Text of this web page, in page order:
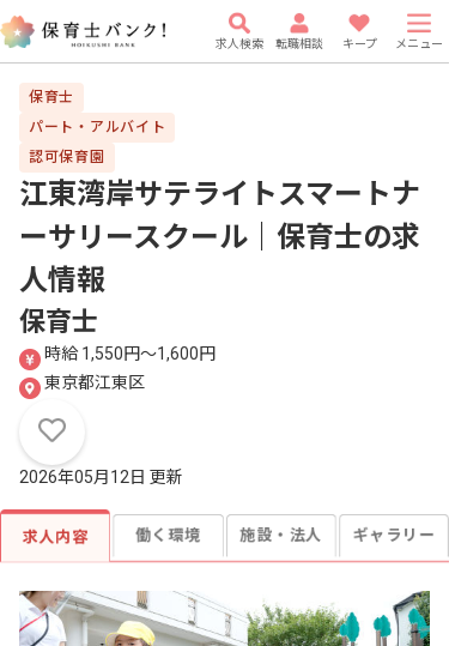
求人検索 転職相談 キープ メニュー
保育士
パート・アルバイト
認可保育園
江東湾岸サテライトスマートナ
ーサリースクール｜保育士の求
人情報
保育士
時給 1,550円〜1,600円
東京都江東区
2026年05月12日 更新
求人内容 働く環境 施設・法人 ギャラリー